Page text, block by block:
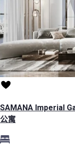
SAMANA Imperial
公寓